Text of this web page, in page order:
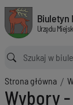
Wybory - Prezydent
Biuletyn Informacji
Biuletyn
Urzędu
Ścieżka powrotu
Strona główna
Wybory